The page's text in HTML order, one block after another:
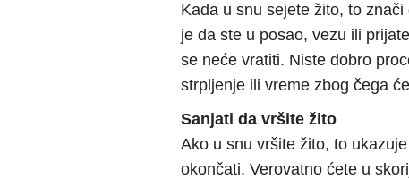
Kada u snu sejete žito, to
je da ste u posao, vezu ili
se neće vratiti. Niste dobro
strpljenje ili vreme zbog čega
Sanjati da vršite žito
Ako u snu vršite žito, to
okončati. Verovatno ćete u